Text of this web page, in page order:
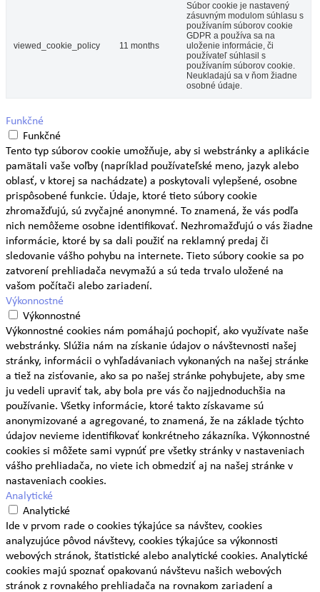
viewed_cookie_policy 11 months
Súbor cookie je nastavený
zásuvným modulom súhlasu s
používaním súborov cookie
GDPR a používa sa na
uloženie informácie, či
používateľ súhlasil s
používaním súborov cookie.
Neukladajú sa v ňom žiadne
osobné údaje.
Funkčné
Funkčné
Tento typ súborov cookie umožňuje, aby si webstránky a aplikácie
pamätali vaše voľby (napríklad používateľské meno, jazyk alebo
oblasť, v ktorej sa nachádzate) a poskytovali vylepšené, osobne
prispôsobené funkcie. Údaje, ktoré tieto súbory cookie
zhromažďujú, sú zvyčajné anonymné. To znamená, že vás podľa
nich nemôžeme osobne identifikovať. Nezhromažďujú o vás žiadne
informácie, ktoré by sa dali použiť na reklamný predaj či
sledovanie vášho pohybu na internete. Tieto súbory cookie sa po
zatvorení prehliadača nevymažú a sú teda trvalo uložené na
vašom počítači alebo zariadení.
Výkonnostné
Výkonnostné
Výkonnostné cookies nám pomáhajú pochopiť, ako využívate naše
webstránky. Slúžia nám na získanie údajov o návštevnosti našej
stránky, informácii o vyhľadávaniach vykonaných na našej stránke
a tiež na zisťovanie, ako sa po našej stránke pohybujete, aby sme
ju vedeli upraviť tak, aby bola pre vás čo najjednoduchšia na
používanie. Všetky informácie, ktoré takto získavame sú
anonymizované a agregované, to znamená, že na základe týchto
údajov nevieme identifikovať konkrétneho zákazníka. Výkonnostné
cookies si môžete sami vypnúť pre všetky stránky v nastaveniach
vášho prehliadača, no viete ich obmedziť aj na našej stránke v
nastaveniach cookies.
Analytické
Analytické
Ide v prvom rade o cookies týkajúce sa návštev, cookies
analyzujúce pôvod návštevy, cookies týkajúce sa výkonnosti
webových stránok, štatistické alebo analytické cookies. Analytické
cookies majú spoznať opakovanú návštevu našich webových
stránok z rovnakého prehliadača na rovnakom zariadení a